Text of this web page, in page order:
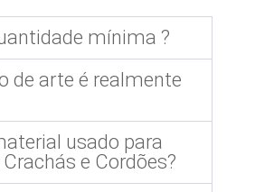
mínima ?
de arte é realmente
usado para
e Cordões?